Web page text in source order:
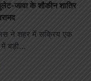
जावा के शौकीन शातिर
ने शहर में सक्रिय एक
में बड़ी…